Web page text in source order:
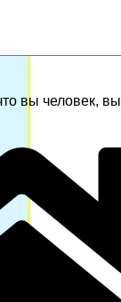
вы человек,